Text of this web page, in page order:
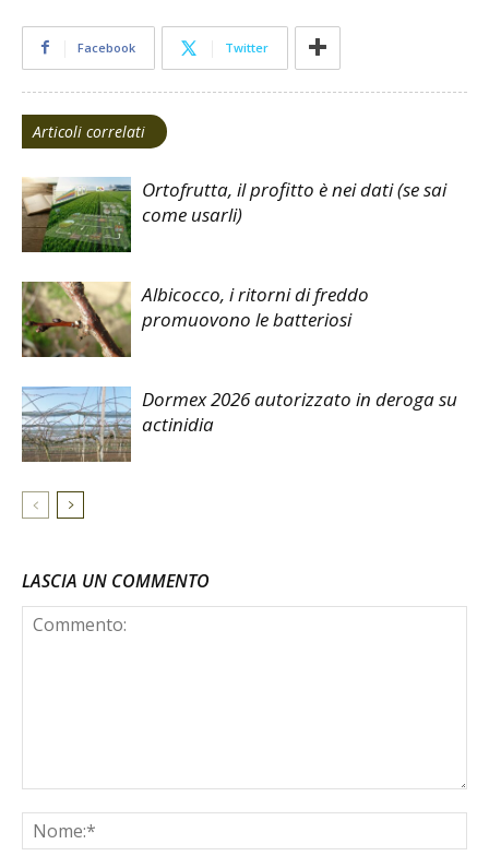
Facebook Twitter
Articoli correlati
Ortofrutta, il profitto è nei dati (se sai
come usarli)
Albicocco, i ritorni di freddo
promuovono le batteriosi
Dormex 2026 autorizzato in deroga su
actinidia
LASCIA UN COMMENTO